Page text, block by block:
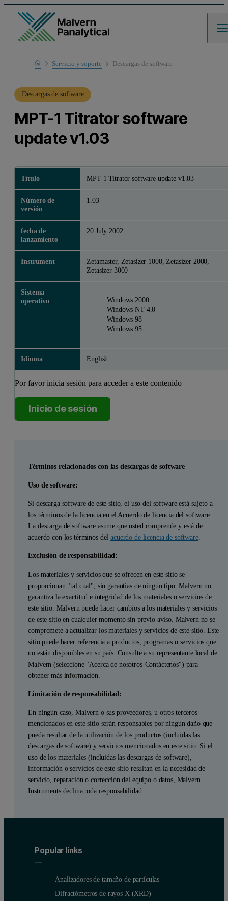
HomeServicio y soporte
Soporte de productos
Descargas de software
Descargas de software
MPT-1 Titrator software
update v1.03
Título MPT-1 Titrator software update v1.03
Número de
versión
1.03
fecha de
lanzamiento
20 July 2002
Instrument
Zetamaster, Zetasizer 1000, Zetasizer 2000,
Zetasizer 3000
Sistema
operativo
Windows 2000
Windows NT 4.0
Windows 98
Windows 95
Idioma English
Por favor inicia sesión para acceder a este contenido
Inicio de sesión
Términos relacionados con las descargas de software
Uso de software:
Si descarga software de este sitio, el uso del software está sujeto a
los términos de la licencia en el Acuerdo de licencia del software.
La descarga de software asume que usted comprende y está de
acuerdo con los términos delacuerdo de licencia de software.
Exclusión de responsabilidad:
Los materiales y servicios que se ofrecen en este sitio se
proporcionan "tal cual", sin garantías de ningún tipo. Malvern no
garantiza la exactitud e integridad de los materiales o servicios de
este sitio. Malvern puede hacer cambios a los materiales y servicios
de este sitio en cualquier momento sin previo aviso. Malvern no se
compromete a actualizar los materiales y servicios de este sitio. Este
sitio puede hacer referencia a productos, programas o servicios que
no están disponibles en su país. Consulte a su representante local de
Malvern (seleccione "Acerca de nosotros-Contáctenos") para
obtener más información.
Limitación de responsabilidad:
En ningún caso, Malvern o sus proveedores, u otros terceros
mencionados en este sitio serán responsables por ningún daño que
pueda resultar de la utilización de los productos (incluidas las
descargas de software) y servicios mencionados en este sitio. Si el
uso de los materiales (incluidas las descargas de software),
información o servicios de este sitio resultan en la necesidad de
servicio, reparación o corrección del equipo o datos, Malvern
Instruments declina toda responsabilidad
Popular links
Analizadores de tamaño de partículas
Difractómetros de rayos X (XRD)